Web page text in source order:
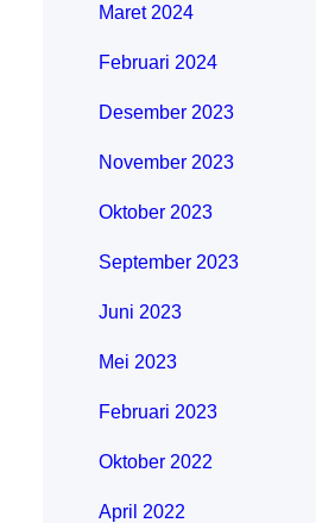
Maret 2024
Februari 2024
Desember 2023
November 2023
Oktober 2023
September 2023
Juni 2023
Mei 2023
Februari 2023
Oktober 2022
April 2022